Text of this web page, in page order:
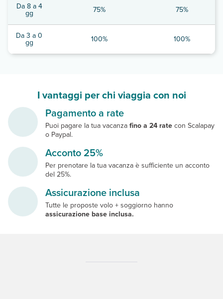
Da 8 a 4
gg 75% 75%
Da 3 a 0
gg 100% 100%
I vantaggi per chi viaggia con noi
Pagamento a rate
Puoi pagare la tua vacanzafino a 24 ratecon Scalapay
o Paypal.
Acconto 25%
Per prenotare la tua vacanza è sufficiente un acconto
del 25%.
Assicurazione inclusa
Tutte le proposte volo + soggiorno hanno
assicurazione base inclusa.